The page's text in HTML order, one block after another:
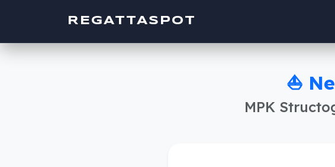
REGATTASPOT
⛵
MPK